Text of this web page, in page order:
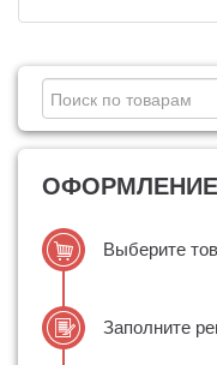
Выберите
Заполните